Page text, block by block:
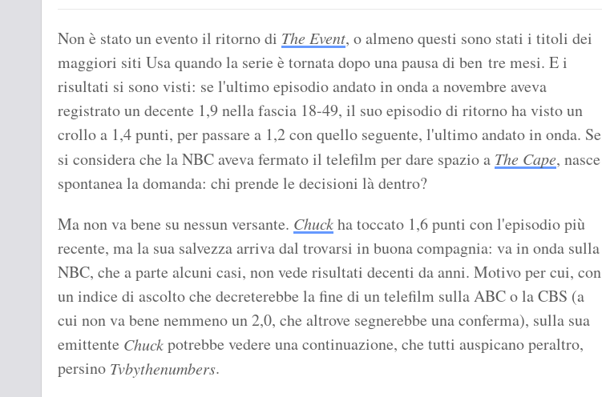
Non è stato un evento il ritorno di The Event, o almeno questi sono stati i titoli dei
maggiori siti Usa quando la serie è tornata dopo una pausa di ben tre mesi. E i
risultati si sono visti: se l'ultimo episodio andato in onda a novembre aveva
registrato un decente 1,9 nella fascia 18-49, il suo episodio di ritorno ha visto un
crollo a 1,4 punti, per passare a 1,2 con quello seguente, l'ultimo andato in onda. Se
si considera che la NBC aveva fermato il telefilm per dare spazio a The Cape, nasce
spontanea la domanda: chi prende le decisioni là dentro?
Ma non va bene su nessun versante. Chuckha toccato 1,6 punti con l'episodio più
recente, ma la sua salvezza arriva dal trovarsi in buona compagnia: va in onda sulla
NBC, che a parte alcuni casi, non vede risultati decenti da anni. Motivo per cui, con
un indice di ascolto che decreterebbe la fine di un telefilm sulla ABC o la CBS (a
cui non va bene nemmeno un 2,0, che altrove segnerebbe una conferma), sulla sua
emittente Chuckpotrebbe vedere una continuazione, che tutti auspicano peraltro,
persino Tvbythenumbers.